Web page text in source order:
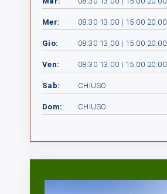
Mer: 08:30 13:00 | 15:00 20:00
Gio: 08:30 13:00 | 15:00 20:00
Ven: 08:30 13:00 | 15:00 20:00
Sab: CHIUSO
Dom: CHIUSO